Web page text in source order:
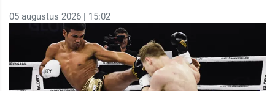
05 augustus 2026 | 15:02